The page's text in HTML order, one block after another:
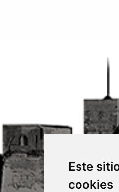
Este
cookies